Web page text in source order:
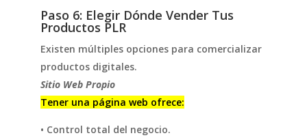
Paso 6: Elegir Dónde Vender Tus
Productos PLR
Existen múltiples opciones para comercializar
productos digitales.
Sitio Web Propio
Tener una página web ofrece:
• Control total del negocio.